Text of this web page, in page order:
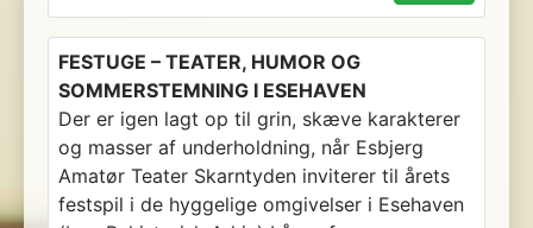
FESTUGE – TEATER, HUMOR OG
SOMMERSTEMNING I ESEHAVEN
Der er igen lagt op til grin, skæve karakterer
og masser af underholdning, når Esbjerg
Amatør Teater Skarntyden inviterer til årets
festspil i de hyggelige omgivelser i Esehaven